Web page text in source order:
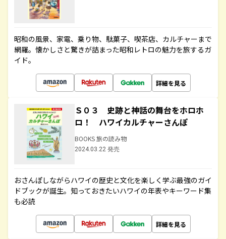
昭和の風景、家電、乗り物、駄菓子、喫茶店、カルチャーまで
網羅。懐かしさと驚きが詰まった昭和レトロの魅力を旅するガ
イド。
詳細を見る
Ｓ０３ 史跡と神話の舞台をホロホ
ロ！ ハワイカルチャーさんぽ
BOOKS 旅の読み物
2024.03.22 発売
おさんぽしながらハワイの歴史と文化を楽しく学ぶ最強のガイ
ドブックが誕生。知っておきたいハワイの年表やキーワード集
も必読
詳細を見る